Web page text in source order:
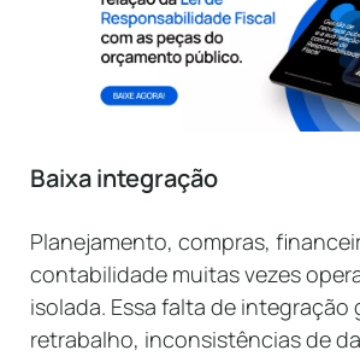
Baixa integração
Planejamento, compras,
contabilidade muitas vezes
isolada. Essa falta de integração
retrabalho, inconsistências de